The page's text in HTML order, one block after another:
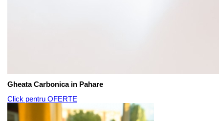
Gheata Carbonica in Pahare
Click pentru OFERTE